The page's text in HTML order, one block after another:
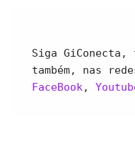
Siga
também, nas
FaceBook,